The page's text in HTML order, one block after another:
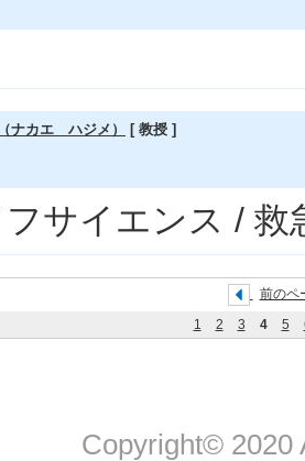
ナカエ ハジメ） [ 教授 ]
フサイエンス / 救
前のペ
1
2 3 4 5
Copyright© 2020